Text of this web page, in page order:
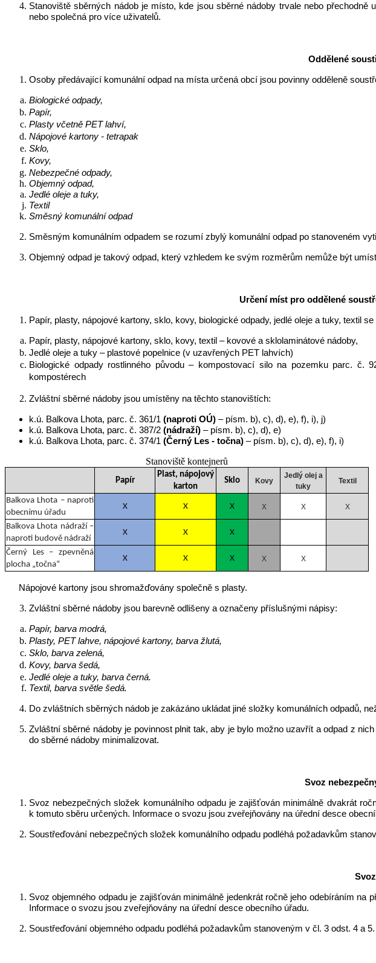
Stanoviště sběrných nádob je místo, kde jsou sběrné nádoby trvale nebo
nebo společná pro více uživatelů.
Oddělené
Osoby předávající komunální odpad na místa určená obcí jsou povinny odděleně
Biologické odpady,
Papír,
Plasty včetně PET lahví,
Nápojové kartony - tetrapak
Sklo,
Kovy,
Nebezpečné odpady,
Objemný odpad,
Jedlé oleje a tuky,
Textil
Směsný komunální odpad
Směsným komunálním odpadem se rozumí zbylý komunální odpad po stanoveném
Objemný odpad je takový odpad, který vzhledem ke svým rozměrům nemůže být
Určení míst pro oddělené
Papír, plasty, nápojové kartony, sklo, kovy, biologické odpady, jedlé oleje a tuky, textil
Papír, plasty, nápojové kartony, sklo, kovy, textil – kovové a sklolaminátové nádoby,
Jedlé oleje a tuky – plastové popelnice (v uzavřených PET lahvích)
Biologické odpady rostlinného původu – kompostovací silo na pozemku parc.
kompostérech
Zvláštní sběrné nádoby jsou umístěny na těchto stanovištích:
k.ú. Balkova Lhota, parc. č. 361/1 (naproti OÚ) – písm. b), c), d), e), f), i), j)
k.ú. Balkova Lhota, parc. č. 387/2 (nádraží) – písm. b), c), d), e)
k.ú. Balkova Lhota, parc. č. 374/1 (Černý Les - točna) – písm. b), c), d), e), f), i)
Stanoviště kontejnerů
Papír
Plast, nápojový
karton
Sklo Kovy
Jedlý olej a
tuky
Textil
Balkova Lhota – naproti
obecnímu úřadu
X X X X X X
Balkova Lhota nádraží –
naproti budově nádraží
X X X
Černý Les – zpevněná
plocha „točna“
X X X X X
Nápojové kartony jsou shromažďovány společně s plasty.
Zvláštní sběrné nádoby jsou barevně odlišeny a označeny příslušnými nápisy:
Papír, barva modrá,
Plasty, PET lahve, nápojové kartony, barva žlutá,
Sklo, barva zelená,
Kovy, barva šedá,
Jedlé oleje a tuky, barva černá.
Textil, barva světle šedá.
Do zvláštních sběrných nádob je zakázáno ukládat jiné složky komunálních odpadů,
Zvláštní sběrné nádoby je povinnost plnit tak, aby je bylo možno uzavřít a odpad z
do sběrné nádoby minimalizovat.
Svoz
Svoz nebezpečných složek komunálního odpadu je zajišťován minimálně dvakrát
k tomuto sběru určených. Informace o svozu jsou zveřejňovány na úřední desce
Soustřeďování nebezpečných složek komunálního odpadu podléhá požadavkům
Svoz objemného odpadu je zajišťován minimálně jedenkrát ročně jeho odebíráním
Informace o svozu jsou zveřejňovány na úřední desce obecního úřadu.
Soustřeďování objemného odpadu podléhá požadavkům stanoveným v čl. 3 odst. 4 a 5.